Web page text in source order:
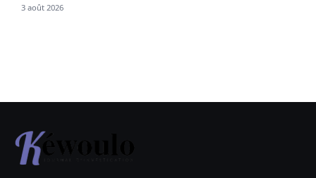
3 août 2026